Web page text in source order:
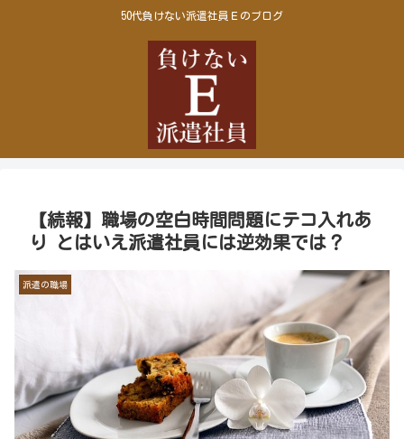
50代負けない派遣社員Ｅのブログ
【続報】職場の空白時間問題にテコ入れあ
り とはいえ派遣社員には逆効果では？
派遣の職場